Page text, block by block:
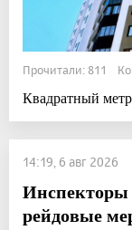
Прочитали: 811
Квадратный
14:19, 6 авг 2026
рейдовые